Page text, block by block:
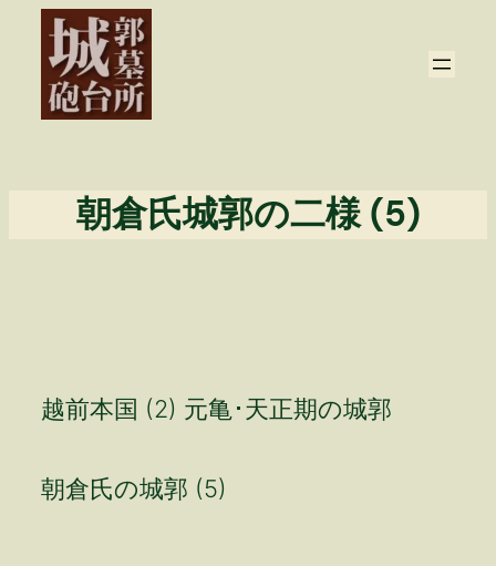
朝倉氏城郭の二様 (5)
越前本国 (2) 元亀･天正期の城郭
朝倉氏の城郭 (5)